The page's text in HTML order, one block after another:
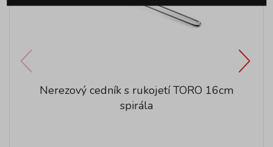
Nerezový cedník s rukojetí TORO 16cm
spirála